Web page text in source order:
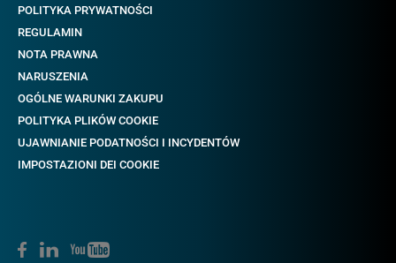
POLITYKA PRYWATNOŚCI
REGULAMIN
NOTA PRAWNA
NARUSZENIA
OGÓLNE WARUNKI ZAKUPU
POLITYKA PLIKÓW COOKIE
UJAWNIANIE PODATNOŚCI I INCYDENTÓW
IMPOSTAZIONI DEI COOKIE